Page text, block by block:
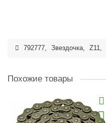
792777, Звездочка, Z11,
Похожие товары